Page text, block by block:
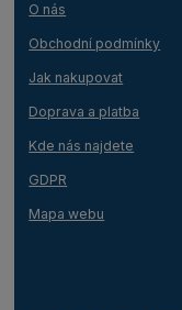
O nás
Obchodní podmínky
Jak nakupovat
Doprava a platba
Kde nás najdete
GDPR
Mapa webu